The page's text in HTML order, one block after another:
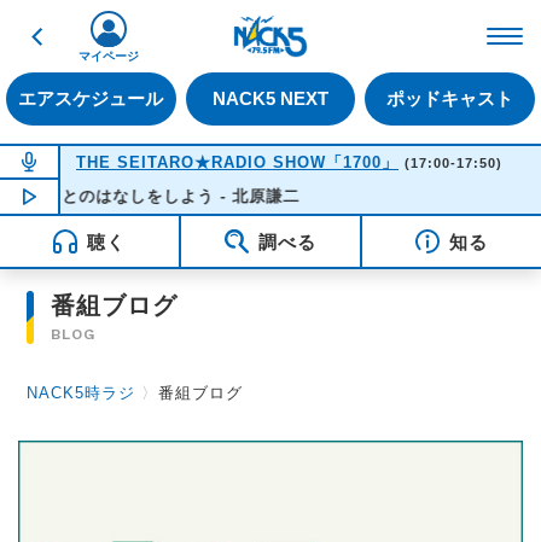
戻る
エアスケジュール NACK5 NEXT ポッドキャスト
マイページ
NOW ON AIR
THE SEITARO★RADIO SHOW「1700」 (17:00-17:50)
NOW PLAYING17:19
さとのはなしをしよう - 北原謙二
聴く 調べる 知る
番組ブログ
BLOG
NACK5時ラジ 〉番組ブログ